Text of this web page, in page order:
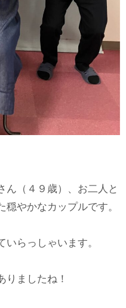
ん（４９歳）、お二人と
やかなカップルです。
いらっしゃいます。
りましたね！